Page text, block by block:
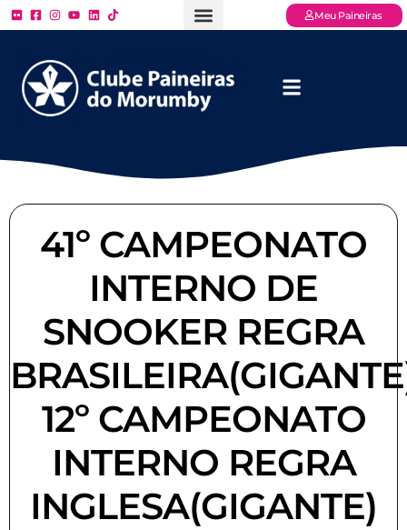
Meu Paineiras
41º CAMPEONATO
INTERNO DE
SNOOKER REGRA
12º CAMPEONATO
INTERNO REGRA
INGLESA(GIGANTE)